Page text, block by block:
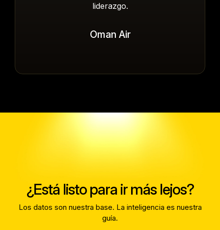
liderazgo.
Oman Air
¿Está listo para ir más lejos?
Los datos son nuestra base. La inteligencia es nuestra
guía.